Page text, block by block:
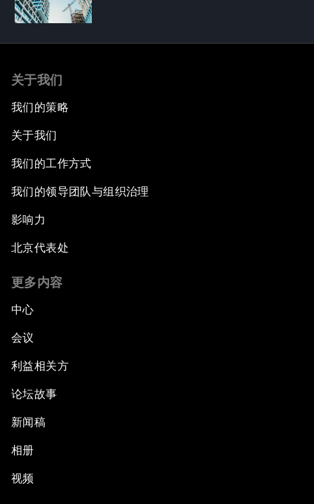
关于我们
我们的策略
关于我们
我们的工作方式
我们的领导团队与组织治理
影响力
北京代表处
更多内容
中心
会议
利益相关方
论坛故事
新闻稿
相册
视频